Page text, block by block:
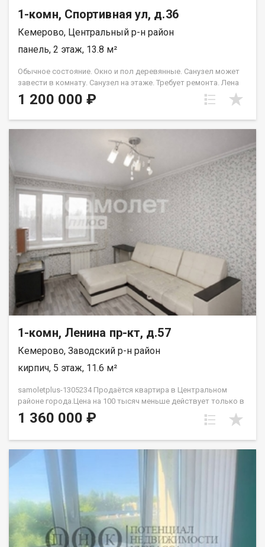
1-комн, Спортивная ул, д.36
Кемерово, Центральный р-н район
панель, 2 этаж, 13.8 м²
Обычное состояние. Окно и пол деревянные. Санузел может
завести в комнату. Санузел на этаже. Требует ремонта. Лена
Васильева
1 200 000 ₽
1-комн, Ленина пр-кт, д.57
Кемерово, Заводский р-н район
кирпич, 5 этаж, 11.6 м²
samoletplus-1305234 Продаётся квартира в Центральном
районе города.Цена на 100 тысяч меньше действует только в
августе! Успей приобрести недвижимость, подходящую как
для проживания, так и для сдачи! Удобное расположение
общественному транспорту. Квартира подходит как для сдачи
центры, университеты, школы и детские сады — всё
необходимое для комфортной жизни. В квартире выполнен
ремонт, готовый к заселению. Установлена новая входная
дверь, светлая комната с большим окном. Особенность
планировки — отсутствие соседей за стенами, что добавляет
1 360 000 ₽